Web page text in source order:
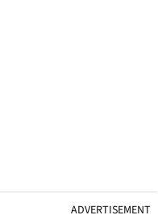
ADVERTISEMENT